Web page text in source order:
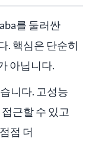
를 둘러싼
. 핵심은 단순히
아닙니다.
니다. 고성능
근할 수 있고
점 더